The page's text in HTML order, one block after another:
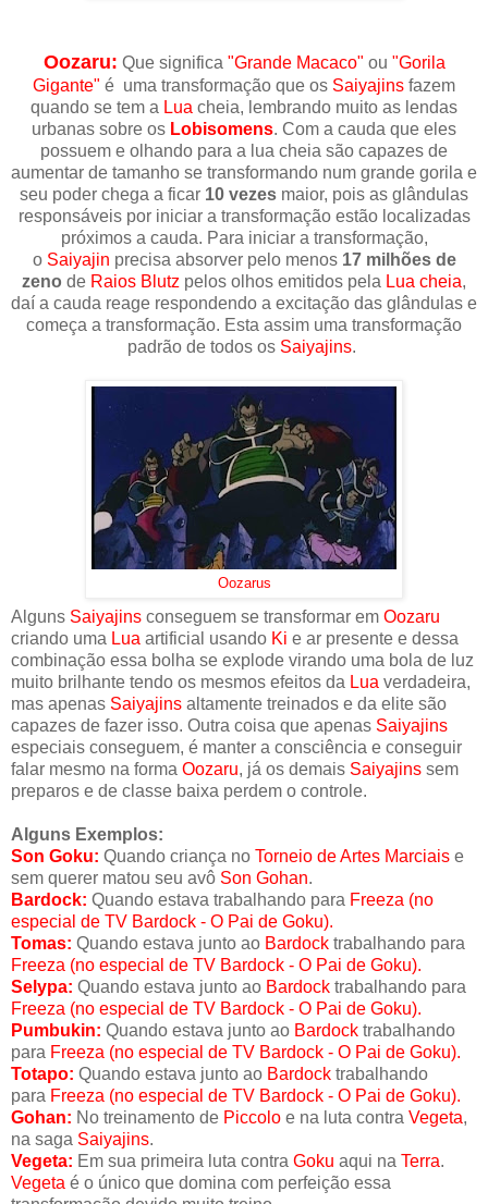
Oozaru: Que significa "Grande Macaco" ou "Gorila
Gigante" é uma transformação que os Saiyajins fazem
quando se tem a Lua cheia, lembrando muito as lendas
urbanas sobre os Lobisomens. Com a cauda que eles
possuem e olhando para a lua cheia são capazes de
aumentar de tamanho se transformando num grande gorila e
seu poder chega a ficar 10 vezes maior, pois as glândulas
responsáveis por iniciar a transformação estão localizadas
próximos a cauda. Para iniciar a transformação,
o Saiyajin precisa absorver pelo menos 17 milhões de
zeno de Raios Blutz pelos olhos emitidos pela Lua cheia,
daí a cauda reage respondendo a excitação das glândulas e
começa a transformação. Esta assim uma transformação
padrão de todos os Saiyajins.
Oozarus
Alguns Saiyajins conseguem se transformar em Oozaru
criando uma Lua artificial usando Ki e ar presente e dessa
combinação essa bolha se explode virando uma bola de luz
muito brilhante tendo os mesmos efeitos da Lua verdadeira,
mas apenas Saiyajins altamente treinados e da elite são
capazes de fazer isso. Outra coisa que apenas Saiyajins
especiais conseguem, é manter a consciência e conseguir
falar mesmo na forma Oozaru, já os demais Saiyajins sem
preparos e de classe baixa perdem o controle.
Alguns Exemplos:
Son Goku: Quando criança no Torneio de Artes Marciais e
sem querer matou seu avô Son Gohan.
Bardock: Quando estava trabalhando para Freeza (no
especial de TV Bardock - O Pai de Goku).
Tomas: Quando estava junto ao Bardock trabalhando para
Freeza (no especial de TV Bardock - O Pai de Goku).
Selypa: Quando estava junto ao Bardock trabalhando para
Freeza (no especial de TV Bardock - O Pai de Goku).
Pumbukin: Quando estava junto ao Bardock trabalhando
para Freeza (no especial de TV Bardock - O Pai de Goku).
Totapo: Quando estava junto ao Bardock trabalhando
para Freeza (no especial de TV Bardock - O Pai de Goku).
Gohan: No treinamento de Piccolo e na luta contra Vegeta,
na saga Saiyajins.
Vegeta: Em sua primeira luta contra Goku aqui na Terra.
Vegeta é o único que domina com perfeição essa